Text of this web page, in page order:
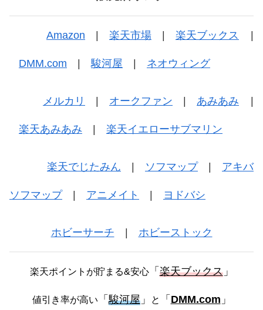
Amazon 楽天市場 楽天ブックス
DMM.com |駿河屋 ネオウィング
メルカリ オークファン あみあみ
楽天あみあみ 楽天イエローサブマリン
楽天でじたみん ソフマップ| アキバ
ソフマップ| アニメイト ヨドバシ
ホビーサーチ ホビーストック
楽天ポイントが貯まる&安心「 楽天ブックス」
値引き率が高い 「駿河屋」 と 「 DMM.com 」